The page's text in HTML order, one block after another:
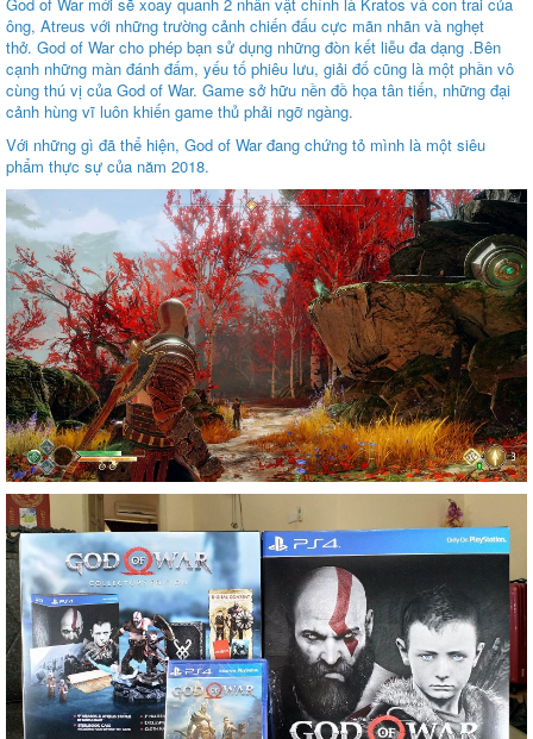
ông, Atreus với những trường cảnh chiến đấu cực mãn nhãn và nghẹt
thở. God of War cho phép bạn sử dụng những đòn kết liễu đa dạng .Bên
cạnh những màn đánh đấm, yếu tố phiêu lưu, giải đố cũng là một phần vô
cùng thú vị của God of War. Game sở hữu nền đồ họa tân tiến, những đại
cảnh hùng vĩ luôn khiến game thủ phải ngỡ ngàng.
Với những gì đã thể hiện, God of War đang chứng tỏ mình là một siêu
phẩm thực sự của năm 2018.